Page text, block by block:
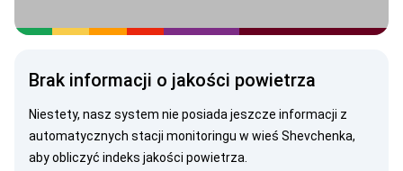
Brak informacji o jakości powietrza
Niestety, nasz system nie posiada jeszcze informacji z
automatycznych stacji monitoringu w wieś Shevchenka,
aby obliczyć indeks jakości powietrza.